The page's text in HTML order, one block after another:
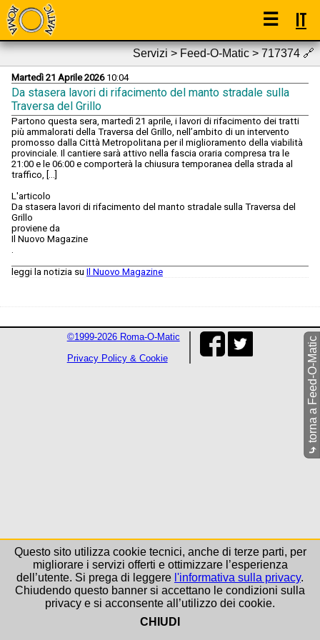
☰ IT
Servizi > Feed-O-Matic > 717374🔗
Martedì 21 Aprile 202610:04
Da stasera lavori di rifacimento del manto stradale sulla
Traversa del Grillo
Partono questa sera, martedì 21 aprile, i lavori di rifacimento dei tratti
più ammalorati della Traversa del Grillo, nell’ambito di un intervento
promosso dalla Città Metropolitana per il miglioramento della viabilità
provinciale. Il cantiere sarà attivo nella fascia oraria compresa tra le
21:00 e le 06:00 e comporterà la chiusura temporanea della strada al
traffico, […]
L'articolo
Da stasera lavori di rifacimento del manto stradale sulla Traversa del
Grillo
proviene da
Il Nuovo Magazine
.
leggi la notizia su Il Nuovo Magazine
⤷
torna a Feed-O-Matic
©1999-2026 Roma-O-Matic
Privacy Policy & Cookie
Questo sito utilizza cookie tecnici, anche di terze parti, per
migliorare i servizi offerti e ottimizzare l’esperienza
dell’utente. Si prega di leggere l'informativa sulla privacy.
Chiudendo questo banner si accettano le condizioni sulla
privacy e si acconsente all’utilizzo dei cookie.
CHIUDI